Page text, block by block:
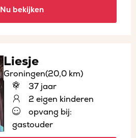
Nu bekijken
Liesje
Groningen(20,0 km)
37 jaar
2 eigen kinderen
opvang bij:
gastouder